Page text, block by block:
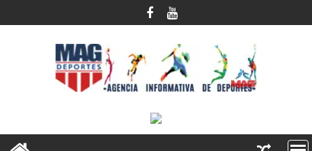
al